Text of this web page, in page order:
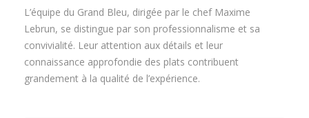
L’équipe du Grand Bleu, dirigée par le chef Maxime
Lebrun, se distingue par son professionnalisme et sa
convivialité. Leur attention aux détails et leur
connaissance approfondie des plats contribuent
grandement à la qualité de l’expérience.